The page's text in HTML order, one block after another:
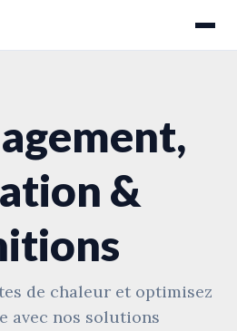
&
de chaleur et optimisez
avec nos solutions